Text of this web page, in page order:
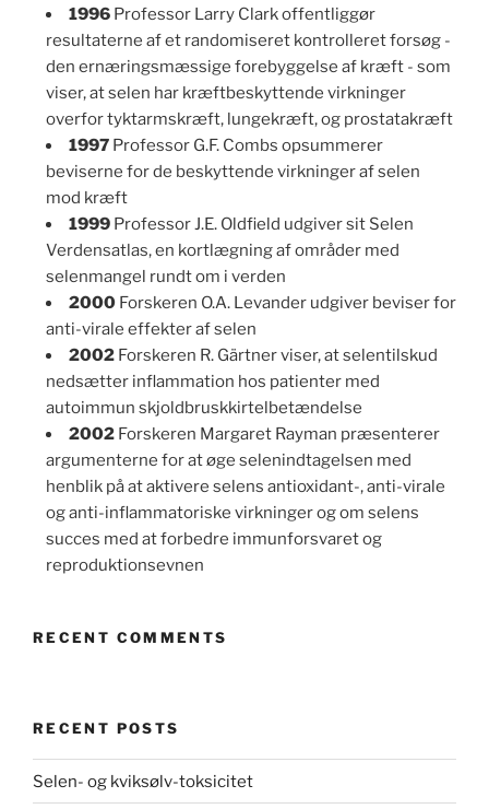
1996 Professor Larry Clark offentliggør
resultaterne af et randomiseret kontrolleret forsøg -
den ernæringsmæssige forebyggelse af kræft - som
viser, at selen har kræftbeskyttende virkninger
overfor tyktarmskræft, lungekræft, og prostatakræft
1997 Professor G.F. Combs opsummerer
beviserne for de beskyttende virkninger af selen
mod kræft
1999 Professor J.E. Oldfield udgiver sit Selen
Verdensatlas, en kortlægning af områder med
selenmangel rundt om i verden
2000 Forskeren O.A. Levander udgiver beviser for
anti-virale effekter af selen
2002 Forskeren R. Gärtner viser, at selentilskud
nedsætter inflammation hos patienter med
autoimmun skjoldbruskkirtelbetændelse
2002 Forskeren Margaret Rayman præsenterer
argumenterne for at øge selenindtagelsen med
henblik på at aktivere selens antioxidant-, anti-virale
og anti-inflammatoriske virkninger og om selens
succes med at forbedre immunforsvaret og
reproduktionsevnen
RECENT COMMENTS
RECENT POSTS
Selen- og kviksølv-toksicitet